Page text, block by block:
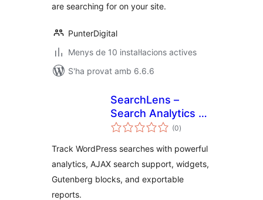
are searching for on your site.
PunterDigital
Menys de 10 instal·lacions actives
S'ha provat amb 6.6.6
SearchLens –
Search Analytics &
Insights
(0puntuacions
totals
)
Track WordPress searches with powerful
analytics, AJAX search support, widgets,
Gutenberg blocks, and exportable
reports.